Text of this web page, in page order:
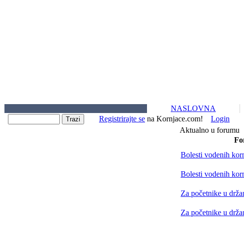
NASLOVNA
Registrirajte se na Kornjace.com! Login
Aktualno u forumu
Bolesti vodenih
Bolesti vodenih
Za početnike u
Za početnike u